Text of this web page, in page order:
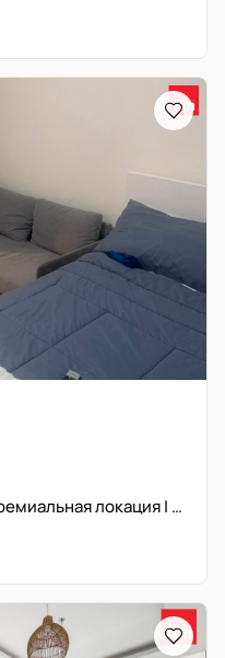
Полностью меблирована | Премиальная локация | Вид на Бульвар